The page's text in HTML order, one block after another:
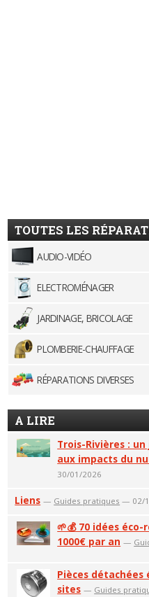
TOUTES LES
AUDIO-VIDÉO
ELECTROMÉNAGER
JARDINAGE, BRICOLAGE
PLOMBERIE-CHAUFFAGE
RÉPARATIONS DIVERSES
A LIRE
Trois-Rivières :
aux impacts du
30/01/2026
Liens — Guides pratiques — 02/
🌱💰 70 idées
1000€ par an —
Pièces
sites — Guides